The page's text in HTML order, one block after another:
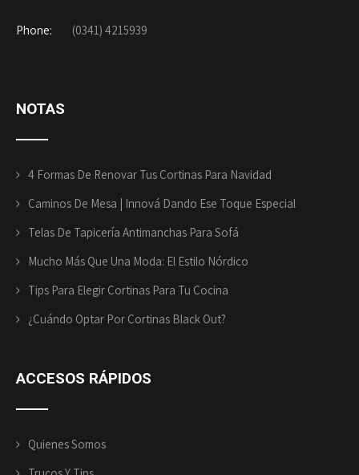
Phone: (0341) 4215939
NOTAS
4 Formas De Renovar Tus Cortinas Para Navidad
Caminos De Mesa | Innová Dando Ese Toque Especial
Telas De Tapicería Antimanchas Para Sofá
Mucho Más Que Una Moda: El Estilo Nórdico
Tips Para Elegir Cortinas Para Tu Cocina
¿Cuándo Optar Por Cortinas Black Out?
ACCESOS RÁPIDOS
Quienes Somos